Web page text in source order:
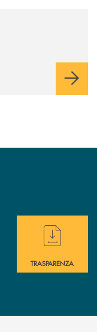
immediata ?
Hai bisogno di
TRASPARENZA